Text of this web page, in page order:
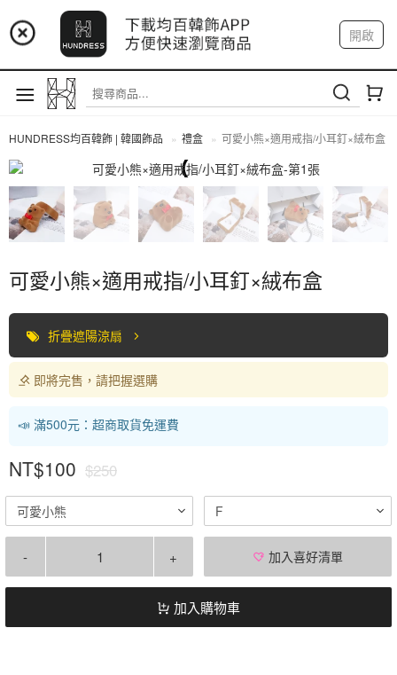
📢 市集預告：9/4-9/6 淡水捷運站
📢 市集預告：9/12-9/13 八里海巡基地
📢 市集預告：8/22-8/23 桃園青埔置地廣場
開啟
註冊 我的帳戶
HUNDRESS均百韓飾 | 韓國飾品 禮盒 可愛小熊×適用戒指/小耳釘×絨布盒
可愛小熊×適用戒指/小耳釘×絨布盒
折疊遮陽涼扇
即將完售，請把握選購
📣 滿500元：超商取貨免運費
NT$100 $250
可愛小熊 F
- + 加入喜好清單
加入購物車